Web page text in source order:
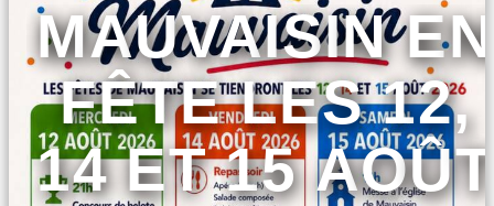
MAUVAISIN EN
FÊTE LES 12,
14 ET 15 AOÛT